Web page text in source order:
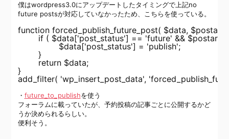
僕はwordpress3.0にアップデートしたタイミングで上記no
future postsが対応していなかったため、こちらを使っている。
function forced_publish_future_post( $data, $postarr
}
・ future_to_publishを使う
フォーラムに載っていたが、予約投稿の記事ごとに公開するかど
うか決められるらしい。
便利そう。